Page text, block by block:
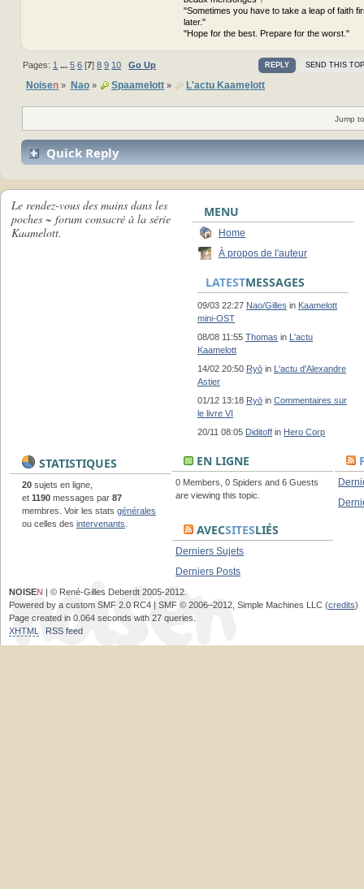
"Sometimes you have to take a leap of faith
later."
"Hope for the best. Prepare for the worst."
REPLY SEND THIS
Pages: 1 ...5 6 [7]8 9 10 Go Up
Noisen » Nao» Spaamelott» L'actu Kaamelott
Jump
Quick Reply
Le rendez-vous des mains dans les
poches ~ forum consacré à la série
Kaamelott.
MENU
Home
À propos de l'auteur
LATESTMESSAGES
09/03 22:27 Nao/Gilles in Kaamelott
mini-OST
08/08 11:55 Thomas in L'actu
Kaamelott
14/02 20:50 Ryō in L'actu d'Alexandre
Astier
01/12 13:18 Ryō in Commentaires sur
le livre VI
20/11 08:05 Diditoff in Hero Corp
STATISTIQUES
20 sujets en ligne,
et 1190 messages par 87
membres. Voir les stats générales
ou celles des intervenants
EN LIGNE
0 Members, 0 Spiders and 6 Guests
are viewing this topic.
AVECSITESLIÉS
Derniers Sujets
Derniers Posts
NOISEN | © René-Gilles Deberdt 2005-2012.
Powered by a custom SMF 2.0 RC4 | SMF © 2006–2012, Simple Machines LLC (credits)
Page created in 0.064 seconds with 27 queries.
XHTML
RSS feed